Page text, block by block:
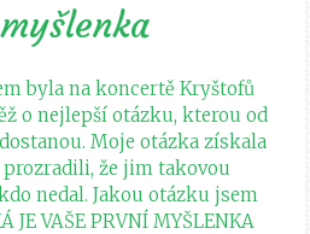
byla na koncertě Kryštofů
o nejlepší otázku, kterou od
Moje otázka získala
že jim takovou
nedal. Jakou otázku jsem
VAŠE PRVNÍ MYŠLENKA